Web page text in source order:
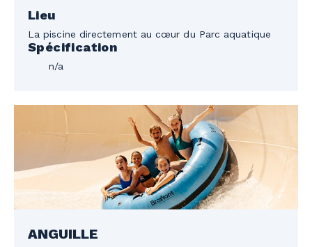
Lieu
La piscine directement au cœur du Parc aquatique
Spécification
n/a
ANGUILLE